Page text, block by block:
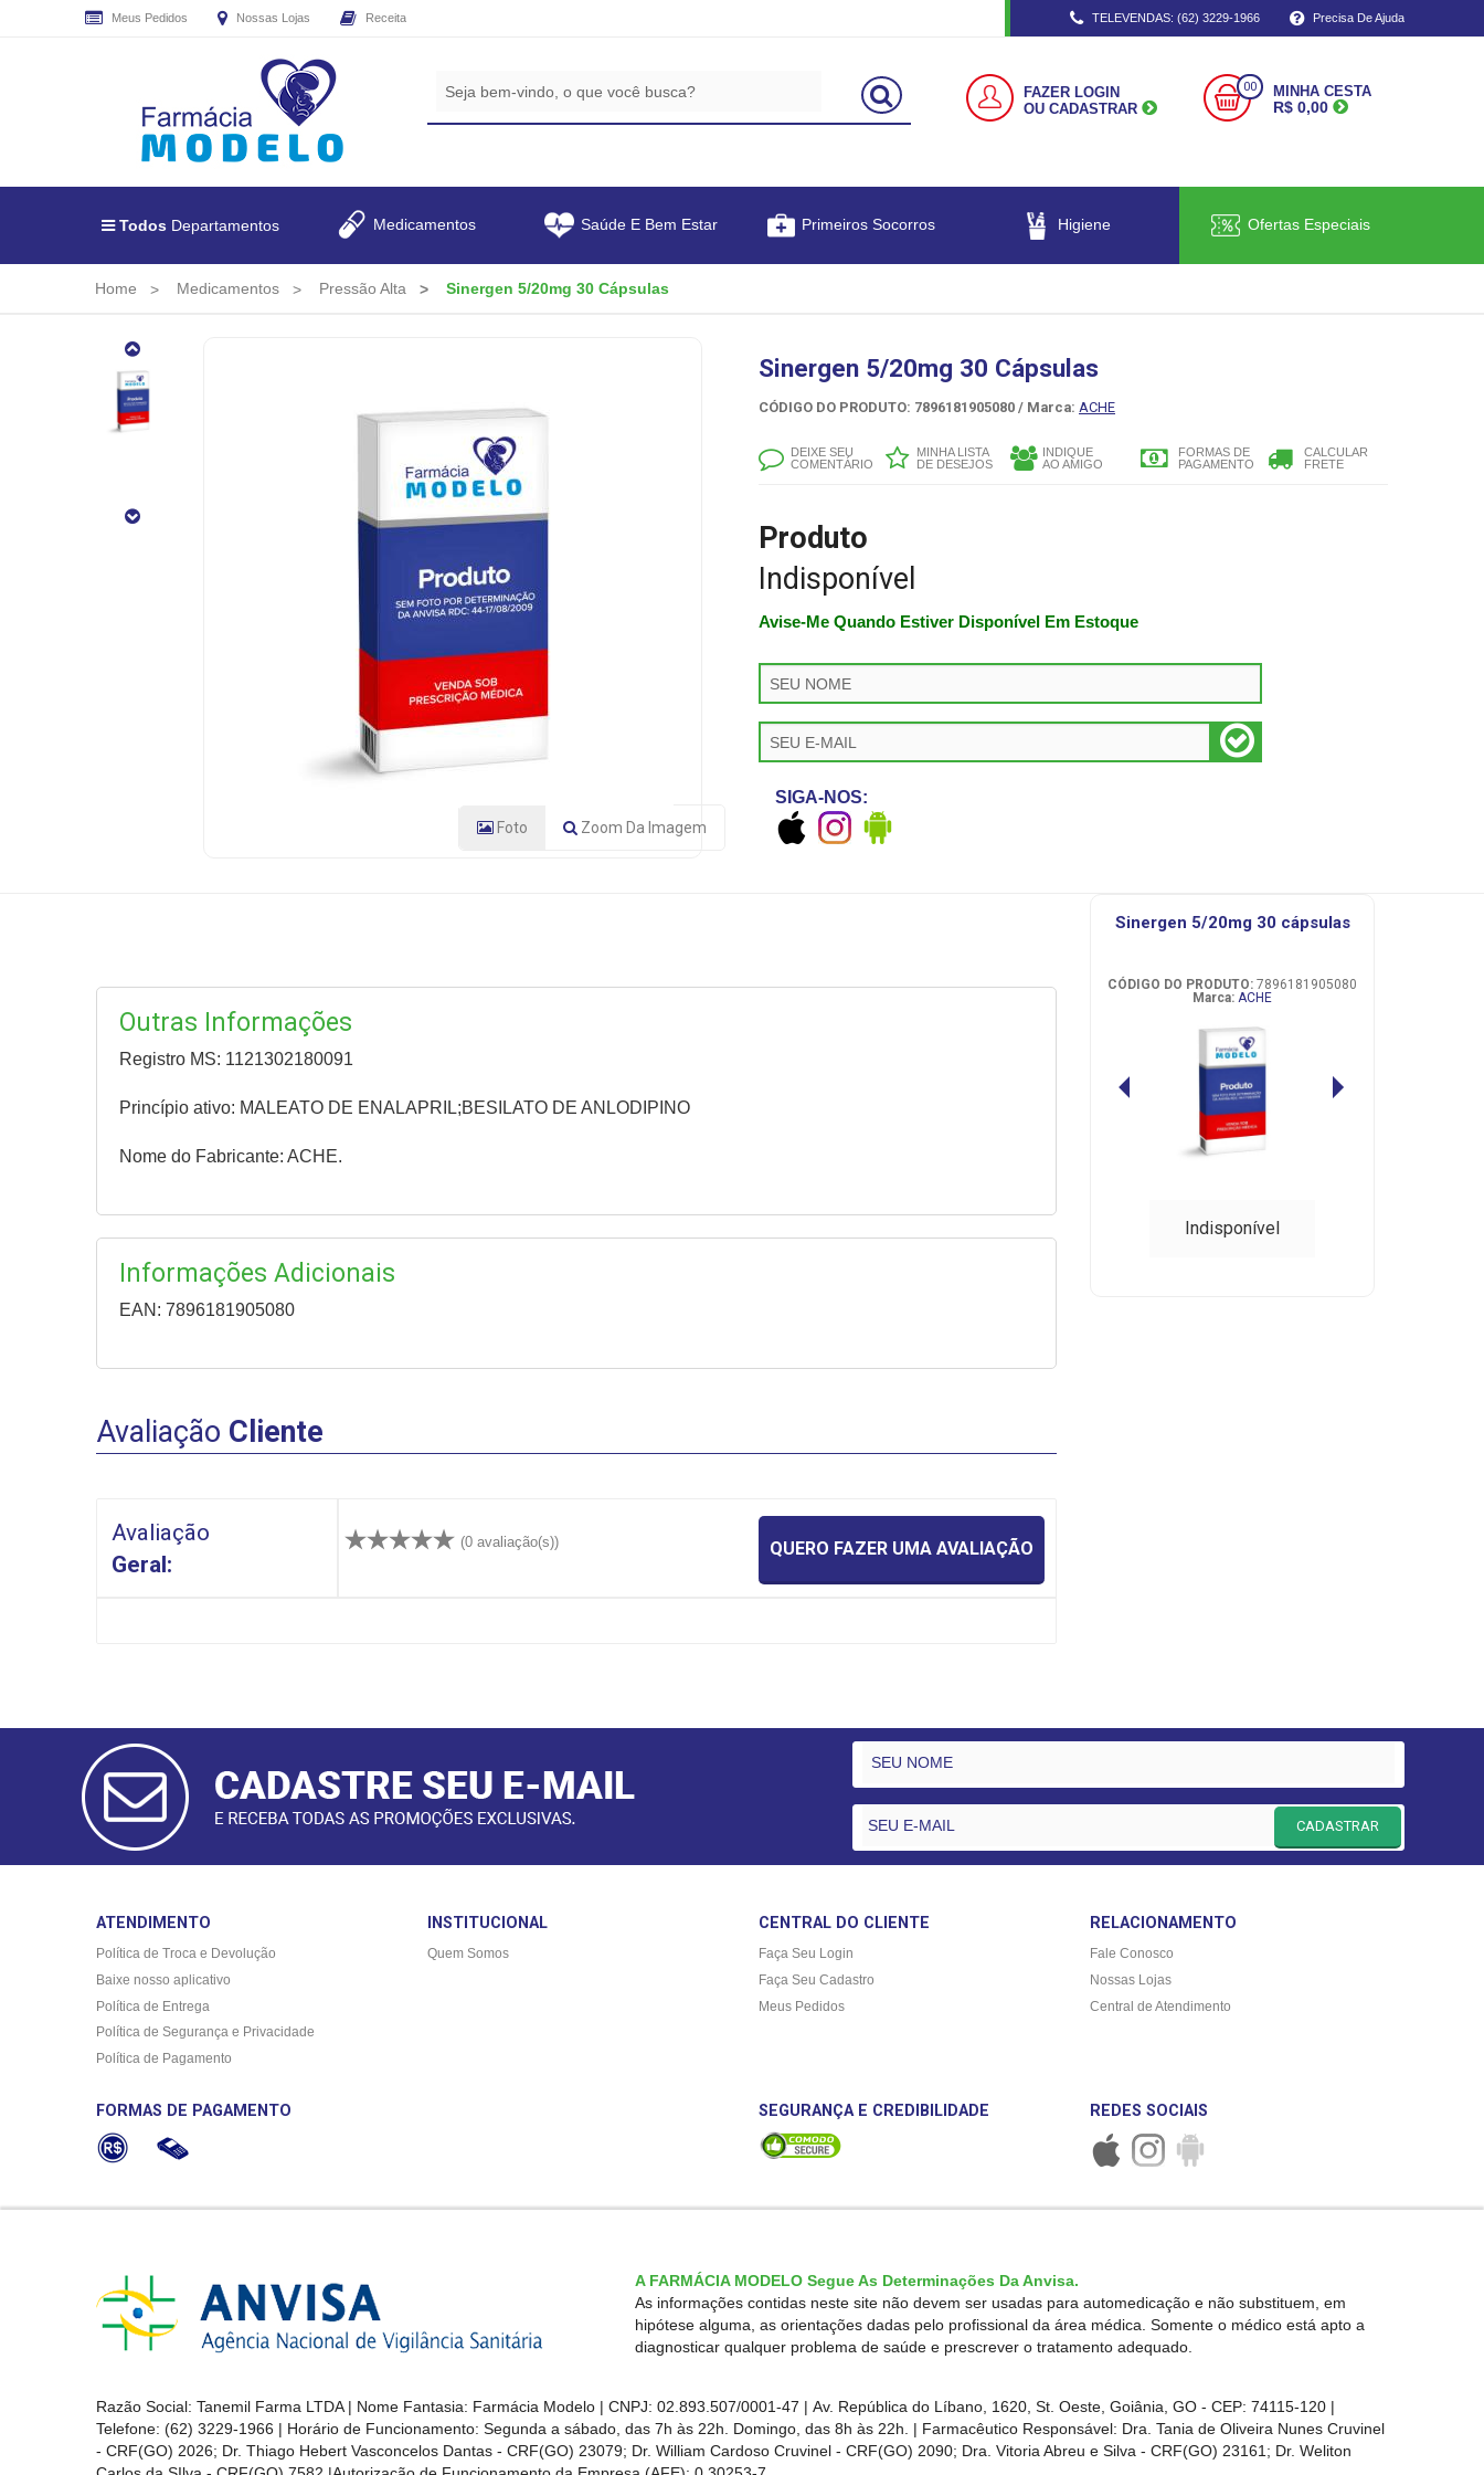
Meus Pedidos Nossas Lojas Receita TELEVENDAS: (62) 3229-1966 Precisa De Ajuda
FAZER LOGIN
OU CADASTRAR
00 MINHA CESTA
R$ 0,00
Todos Departamentos Medicamentos Saúde E Bem Estar Primeiros Socorros Higiene Ofertas Especiais
Home Medicamentos Pressão Alta Sinergen 5/20mg 30 Cápsulas
Sinergen
5/20mg
30
CÓDIGO
Foto Zoom Da Imagem
Sinergen 5/20mg 30 Cápsulas
CÓDIGO DO PRODUTO: 7896181905080 / Marca: ACHE
DEIXE SEU
COMENTÁRIO
MINHA LISTA
DE DESEJOS
INDIQUE
AO AMIGO
FORMAS DE
PAGAMENTO
CALCULAR
FRETE
Produto
Indisponível
Avise-Me Quando Estiver Disponível Em Estoque
SIGA-NOS:
Outras Informações
Registro MS: 1121302180091
Princípio ativo: MALEATO DE ENALAPRIL;BESILATO DE ANLODIPINO
Nome do Fabricante: ACHE.
Informações Adicionais
EAN: 7896181905080
sinergen 5/20mg 30 cápsulas
CÓDIGO DO PRODUTO: 7896181905080
Marca: ACHE
Indisponível
Avaliação Cliente
Avaliação
Geral:
(0 avaliação(s)) QUERO FAZER UMA AVALIAÇÃO
CADASTRE
SEU
MAIL
E
TODAS
PROMOÇÕES
CADASTRAR
E-MAIL
CADASTRAR
ATENDIMENTO
Política de Troca e Devolução
Baixe nosso aplicativo
Política de Entrega
Política de Segurança e Privacidade
Política de Pagamento
INSTITUCIONAL
Quem Somos
CENTRAL DO CLIENTE
Faça Seu Login
Faça Seu Cadastro
Meus Pedidos
RELACIONAMENTO
Fale Conosco
Nossas Lojas
Central de Atendimento
FORMAS DE PAGAMENTO SEGURANÇA E CREDIBILIDADE REDES SOCIAIS
A FARMÁCIA MODELO Segue As Determinações Da Anvisa.
As informações contidas neste site não devem ser usadas para automedicação e não substituem, em
hipótese alguma, as orientações dadas pelo profissional da área médica. Somente o médico está apto a
diagnosticar qualquer problema de saúde e prescrever o tratamento adequado.
Razão Social: Tanemil Farma LTDA | Nome Fantasia: Farmácia Modelo | CNPJ: 02.893.507/0001-47 | Av. República do Líbano, 1620, St. Oeste, Goiânia, GO - CEP: 74115-120 |
Telefone: (62) 3229-1966 | Horário de Funcionamento: Segunda a sábado, das 7h às 22h. Domingo, das 8h às 22h. | Farmacêutico Responsável: Dra. Tania de Oliveira Nunes Cruvinel
- CRF(GO) 2026; Dr. Thiago Hebert Vasconcelos Dantas - CRF(GO) 23079; Dr. William Cardoso Cruvinel - CRF(GO) 2090; Dra. Vitoria Abreu e Silva - CRF(GO) 23161; Dr. Weliton